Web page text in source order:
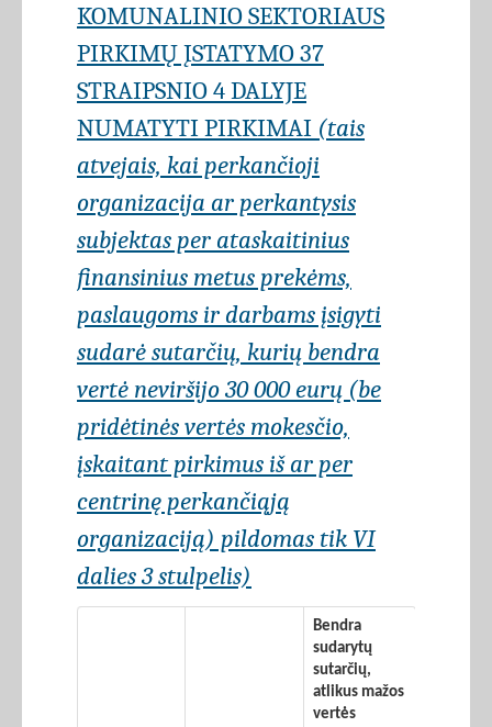
KOMUNALINIO SEKTORIAUS
PIRKIMŲ ĮSTATYMO 37
STRAIPSNIO 4 DALYJE
NUMATYTI PIRKIMAI (tais
atvejais, kai perkančioji
organizacija ar perkantysis
subjektas per ataskaitinius
finansinius metus prekėms,
paslaugoms ir darbams įsigyti
sudarė sutarčių, kurių bendra
vertė neviršijo 30 000 eurų (be
pridėtinės vertės mokesčio,
įskaitant pirkimus iš ar per
centrinę perkančiąją
organizaciją) pildomas tik VI
dalies 3 stulpelis)
Bendra
sudarytų
sutarčių,
atlikus mažos
vertės